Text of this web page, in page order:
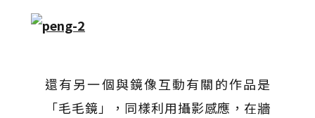
還有另一個與鏡像互動有關的作品是
「毛毛鏡」，同樣利用攝影感應，在牆